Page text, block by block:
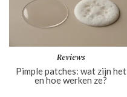
Reviews
Pimple patches: wat zijn het
en hoe werken ze?